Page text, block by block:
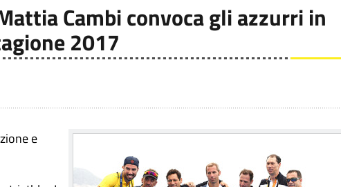
Cambi convoca gli azzurri in
2017
e